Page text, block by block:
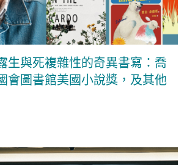
生與死複雜性的奇異書寫：喬
會圖書館美國小說獎，及其他